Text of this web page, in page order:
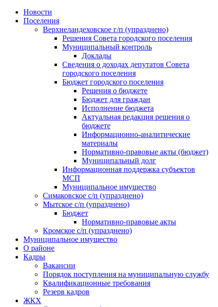
Skip
Новости
Поселения
Верхнеландеховское г/п (упразднено)
Решения Совета городского поселения
Муниципальный контроль
Доклады
Сведения о доходах депутатов Совета
городского поселения
Бюджет городского поселения
Решения о бюджете
Бюджет для граждан
Исполнение бюджета
Актуальная редакция решения о
бюджете
Информационно-аналитические
материалы
Нормативно-правовые акты (бюджет)
Муниципальный долг
Информационная поддержка субъектов
МСП
Муниципальное имущество
Симаковское с/п (упразднено)
Мытское с/п (упразднено)
Бюджет
Нормативно-правовые акты
Кромское с/п (упразднено)
Муниципальное имущество
О районе
Кадры
Вакансии
Порядок поступления на муниципальную службу
Квалификационные требования
Резерв кадров
ЖКХ